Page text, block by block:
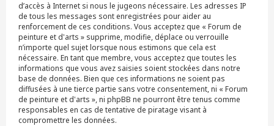
d’accès à Internet si nous le jugeons nécessaire. Les adresses IP
de tous les messages sont enregistrées pour aider au
renforcement de ces conditions. Vous acceptez que « Forum de
peinture et d'arts » supprime, modifie, déplace ou verrouille
n’importe quel sujet lorsque nous estimons que cela est
nécessaire. En tant que membre, vous acceptez que toutes les
informations que vous avez saisies soient stockées dans notre
base de données. Bien que ces informations ne soient pas
diffusées à une tierce partie sans votre consentement, ni « Forum
de peinture et d'arts », ni phpBB ne pourront être tenus comme
responsables en cas de tentative de piratage visant à
compromettre les données.